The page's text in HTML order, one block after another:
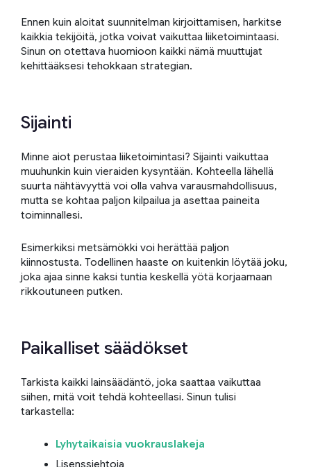
Ennen kuin aloitat suunnitelman kirjoittamisen, harkitse
kaikkia tekijöitä, jotka voivat vaikuttaa liiketoimintaasi.
Sinun on otettava huomioon kaikki nämä muuttujat
kehittääksesi tehokkaan strategian.
Sijainti
Minne aiot perustaa liiketoimintasi? Sijainti vaikuttaa
muuhunkin kuin vieraiden kysyntään. Kohteella lähellä
suurta nähtävyyttä voi olla vahva varausmahdollisuus,
mutta se kohtaa paljon kilpailua ja asettaa paineita
toiminnallesi.
Esimerkiksi metsämökki voi herättää paljon
kiinnostusta. Todellinen haaste on kuitenkin löytää joku,
joka ajaa sinne kaksi tuntia keskellä yötä korjaamaan
rikkoutuneen putken.
Paikalliset säädökset
Tarkista kaikki lainsäädäntö, joka saattaa vaikuttaa
siihen, mitä voit tehdä kohteellasi. Sinun tulisi
tarkastella:
Lyhytaikaisia vuokrauslakeja
Lisenssiehtoja